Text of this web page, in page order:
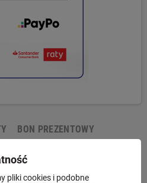
BON PREZENTOWY
Bock
pliki cookies i podobne